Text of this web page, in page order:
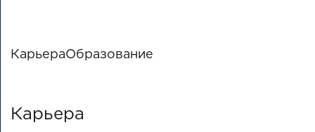
КарьераОбразование
Карьера